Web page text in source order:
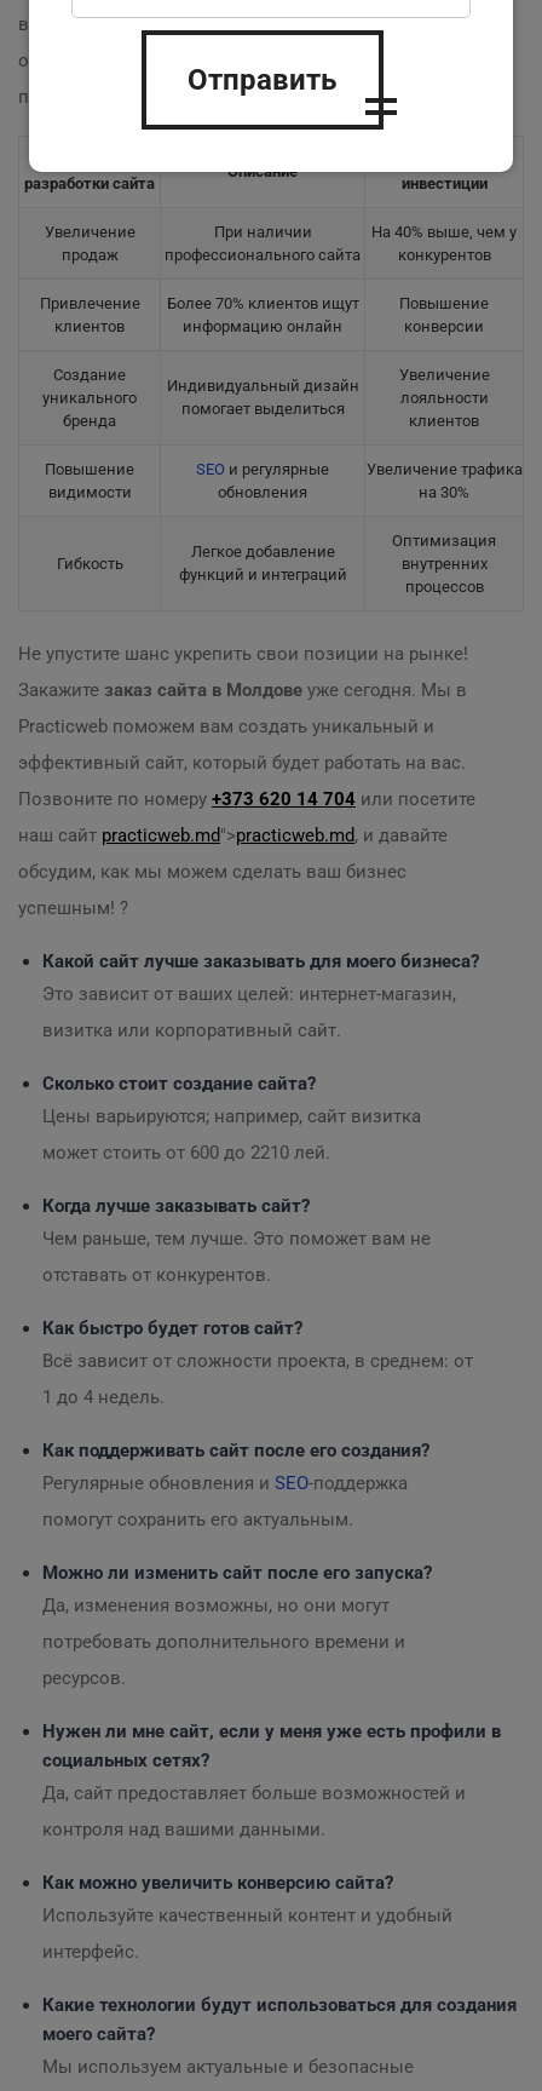
возможность интеграции сCRMсистемами или
оплатой онлайн — это шаг к упрощению ваших
процессов и увеличению продаж. ⚙️
разработки сайта
Описание
инвестиции
Увеличение
продаж
При наличии
профессионального сайта
На 40% выше, чем у
конкурентов
Привлечение
клиентов
Более 70% клиентов ищут
информацию онлайн
Повышение
конверсии
Создание
уникального
бренда
Индивидуальный дизайн
помогает выделиться
Увеличение
лояльности
клиентов
Повышение
видимости
SEO и регулярные
обновления
Увеличение трафика
на 30%
Гибкость
Легкое добавление
функций и интеграций
Оптимизация
внутренних
процессов
Не упустите шанс укрепить свои позиции на рынке!
Закажите заказ сайта в Молдове уже сегодня. Мы в
Practicweb поможем вам создать уникальный и
эффективный сайт, который будет работать на вас.
Позвоните по номеру +373 620 14 704 или посетите
наш сайт practicweb.md">practicweb.md, и давайте
обсудим, как мы можем сделать ваш бизнес
успешным! ?
Какой сайт лучше заказывать для моего бизнеса?
Это зависит от ваших целей: интернет-магазин,
визитка или корпоративный сайт.
Сколько стоит создание сайта?
Цены варьируются; например, сайт визитка
может стоить от 600 до 2210 лей.
Когда лучше заказывать сайт?
Чем раньше, тем лучше. Это поможет вам не
отставать от конкурентов.
Как быстро будет готов сайт?
Всё зависит от сложности проекта, в среднем: от
1 до 4 недель.
Как поддерживать сайт после его создания?
Регулярные обновления и SEO-поддержка
помогут сохранить его актуальным.
Можно ли изменить сайт после его запуска?
Да, изменения возможны, но они могут
потребовать дополнительного времени и
ресурсов.
Нужен ли мне сайт, если у меня уже есть профили в
социальных сетях?
Да, сайт предоставляет больше возможностей и
контроля над вашими данными.
Как можно увеличить конверсию сайта?
Используйте качественный контент и удобный
интерфейс.
Какие технологии будут использоваться для создания
моего сайта?
Мы используем актуальные и безопасные
Отправить